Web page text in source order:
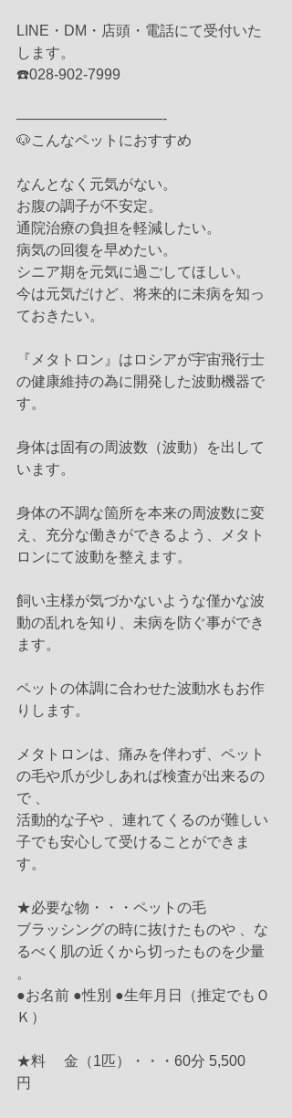
LINE・DM・店頭・電話にて受付いた
します。
☎️028-902-7999
——————————-
🐶こんなペットにおすすめ
なんとなく元気がない。
お腹の調子が不安定。
通院治療の負担を軽減したい。
病気の回復を早めたい。
シニア期を元気に過ごしてほしい。
今は元気だけど、将来的に未病を知っ
ておきたい。
『メタトロン』はロシアが宇宙飛行士
の健康維持の為に開発した波動機器で
す。
身体は固有の周波数（波動）を出して
います。
身体の不調な箇所を本来の周波数に変
え、充分な働きができるよう、メタト
ロンにて波動を整えます。
飼い主様が気づかないような僅かな波
動の乱れを知り、未病を防ぐ事ができ
ます。
ペットの体調に合わせた波動水もお作
りします。
メタトロンは、痛みを伴わず、ペット
の毛や爪が少しあれば検査が出来るの
で 、
活動的な子や 、連れてくるのが難しい
子でも安心して受けることができま
す。
★必要な物・・・ペットの毛
ブラッシングの時に抜けたものや 、な
るべく肌の近くから切ったものを少量
。
●お名前 ●性別 ●生年月日（推定でもＯ
Ｋ）
★料　 金（1匹）・・・60分 5,500
円